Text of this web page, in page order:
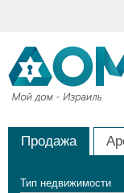
Продажа
Тип недвижимости